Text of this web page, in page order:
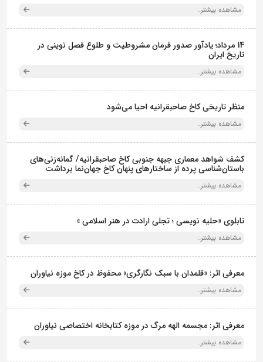
مشاهده بیشتر..
14 مرداد؛ یادآور صدور فرمان مشروطیت و طلوع فصل نوینی در
تاریخ ایران
مشاهده بیشتر..
منظر تاریخی کاخ صاحبقرانیه احیا می‌شود
مشاهده بیشتر..
کشف شواهد معماری جبهه جنوبی کاخ صاحبقرانیه/ گمانه‌زنی‌های
باستان‌شناسی پرده از ساختارهای پنهان کاخ جهان‌نما برداشت
مشاهده بیشتر..
تابلوی «حلیه نویسی ؛ تجلی ارادت در هنر اسلامی »
مشاهده بیشتر..
معرفی اثر: «قلمدان با سبک نگارگری» محفوظ در کاخ موزه نیاوران
مشاهده بیشتر..
معرفی اثر: مجسمه الهه مرگ در موزه کتابخانه اختصاصی نیاوران
مشاهده بیشتر..